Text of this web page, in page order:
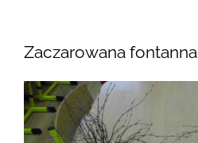
Zaczarowana fontanna
Pokaż
większy
obrazek